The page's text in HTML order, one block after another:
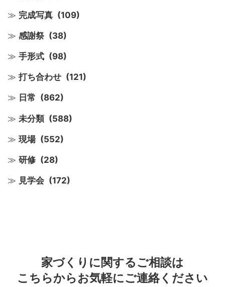
完成写真 (109)
感謝祭 (38)
手形式 (98)
打ち合わせ (121)
日常 (862)
未分類 (588)
現場 (552)
研修 (28)
見学会 (172)
家づくりに関するご相談は
こちらからお気軽にご連絡ください